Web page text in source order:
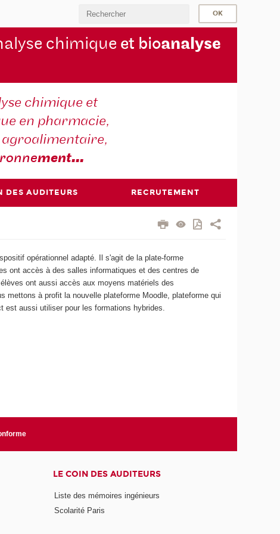
chimique et bioanalyse
chimique et
en pharmacie,
ment...
DES AUDITEURS RECRUTEMENT
opérationnel adapté. Il s'agit de la plate-forme
ont accès à des salles informatiques et des centres de
ont aussi accès aux moyens matériels des
mettons à profit la nouvelle plateforme Moodle, plateforme qui
est aussi utiliser pour les formations hybrides.
LE COIN DES AUDITEURS
Liste des mémoires ingénieurs
Scolarité Paris